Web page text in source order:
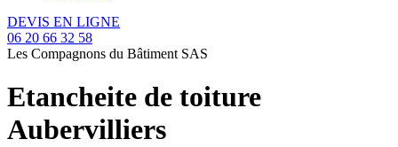
DEVIS EN LIGNE
06 20 66 32 58
Les Compagnons du Bâtiment SAS
Etancheite de toiture
Aubervilliers